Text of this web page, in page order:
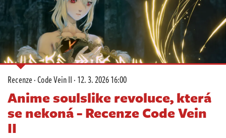
Recenze
Videa
Soutěže
Databáze
Komunita
Recenze·Code Vein II·12. 3. 2026 16:00
Anime soulslike revoluce, která
se nekoná - Recenze Code Vein
II